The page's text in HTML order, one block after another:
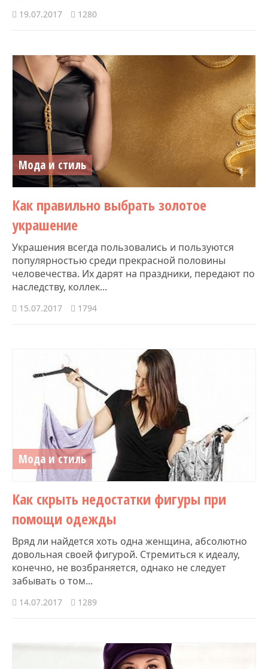
19.07.2017 1280
Мода и стиль
Как правильно выбрать золотое
украшение
Украшения всегда пользовались и пользуются
популярностью среди прекрасной половины
человечества. Их дарят на праздники, передают по
наследству, коллек...
15.07.2017 1794
Мода и стиль
Как скрыть недостатки фигуры при
помощи одежды
Вряд ли найдется хоть одна женщина, абсолютно
довольная своей фигурой. Стремиться к идеалу,
конечно, не возбраняется, однако не следует
забывать о том...
14.07.2017 1289